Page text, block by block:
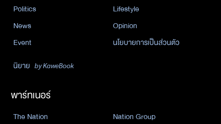
Politics
Lifestyle
News
Opinion
Event
นโยบายการเป็นส่วนตัว
นิยาย by KaweBook
พาร์ทเนอร์
The Nation
Nation Group